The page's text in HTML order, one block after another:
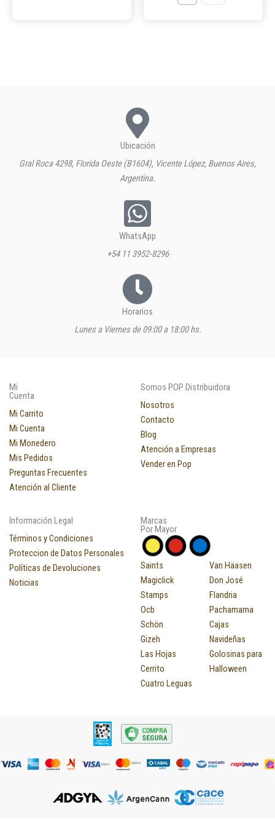
Ubicación
Gral Roca 4298, Florida Oeste (B1604), Vicente López, Buenos Aires,
Argentina.
WhatsApp
+54 11 3952-8296
Horarios
Lunes a Viernes de 09:00 a 18:00 hs.
Mi
Cuenta
Mi Carrito
Mi Cuenta
Mi Monedero
Mis Pedidos
Preguntas Frecuentes
Atención al Cliente
Somos POP Distribuidora
Nosotros
Contacto
Blog
Atención a Empresas
Vender en Pop
Información Legal
Términos y Condiciones
Proteccion de Datos Personales
Políticas de Devoluciones
Noticias
Marcas
Por Mayor
Saints
Magiclick
Stamps
Ocb
Schön
Gizeh
Las Hojas
Cerrito
Cuatro Leguas
Van Häasen
Don José
Flandria
Pachamama
Cajas
Navideñas
Golosinas para
Halloween